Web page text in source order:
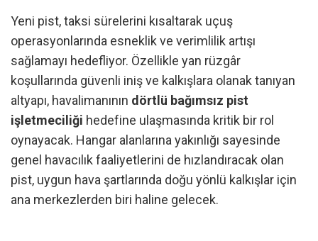
Yeni pist, taksi sürelerini kısaltarak uçuş
operasyonlarında esneklik ve verimlilik artışı
sağlamayı hedefliyor. Özellikle yan rüzgâr
koşullarında güvenli iniş ve kalkışlara olanak tanıyan
altyapı, havalimanının dörtlü bağımsız pist
işletmeciliği hedefine ulaşmasında kritik bir rol
oynayacak. Hangar alanlarına yakınlığı sayesinde
genel havacılık faaliyetlerini de hızlandıracak olan
pist, uygun hava şartlarında doğu yönlü kalkışlar için
ana merkezlerden biri haline gelecek.